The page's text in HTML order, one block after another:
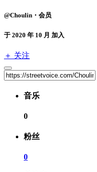
@Choulin・会员
于 2020 年 10 月 加入
＋ 关注
音乐
0
粉丝
0